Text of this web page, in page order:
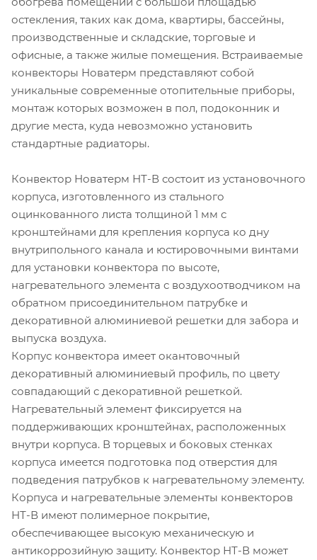
остекления, таких как дома, квартиры, бассейны,
производственные и складские, торговые и
офисные, а также жилые помещения. Встраиваемые
конвекторы Новатерм представляют собой
уникальные современные отопительные приборы,
монтаж которых возможен в пол, подоконник и
другие места, куда невозможно установить
стандартные радиаторы.
Конвектор Новатерм НТ-В состоит из установочного
корпуса, изготовленного из стального
оцинкованного листа толщиной 1 мм с
кронштейнами для крепления корпуса ко дну
внутрипольного канала и юстировочными винтами
для установки конвектора по высоте,
нагревательного элемента с воздухоотводчиком на
обратном присоединительном патрубке и
декоративной алюминиевой решетки для забора и
выпуска воздуха.
Корпус конвектора имеет окантовочный
декоративный алюминиевый профиль, по цвету
совпадающий с декоративной решеткой.
Нагревательный элемент фиксируется на
поддерживающих кронштейнах, расположенных
внутри корпуса. В торцевых и боковых стенках
корпуса имеется подготовка под отверстия для
подведения патрубков к нагревательному элементу.
Корпуса и нагревательные элементы конвекторов
НТ-В имеют полимерное покрытие,
обеспечивающее высокую механическую и
антикоррозийную защиту. Конвектор НТ-В может